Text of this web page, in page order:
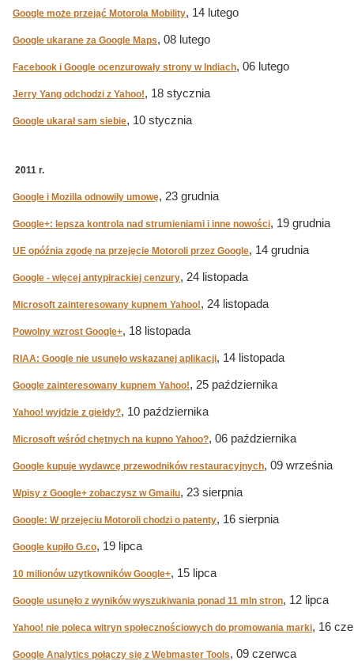
Google może przejąć Motorola Mobility, 14 lutego
Google ukarane za Google Maps, 08 lutego
Facebook i Google ocenzurowały strony w Indiach, 06 lutego
Jerry Yang odchodzi z Yahoo!, 18 stycznia
Google ukarał sam siebie, 10 stycznia
2011 r.
Google i Mozilla odnowiły umowę, 23 grudnia
Google+: lepsza kontrola nad strumieniami i inne nowości, 19 grudnia
UE opóźnia zgodę na przejęcie Motoroli przez Google, 14 grudnia
Google - więcej antypirackiej cenzury, 24 listopada
Microsoft zainteresowany kupnem Yahoo!, 24 listopada
Powolny wzrost Google+, 18 listopada
RIAA: Google nie usunęło wskazanej aplikacji, 14 listopada
Google zainteresowany kupnem Yahoo!, 25 października
Yahoo! wyjdzie z giełdy?, 10 października
Microsoft wśród chętnych na kupno Yahoo?, 06 października
Google kupuje wydawcę przewodników restauracyjnych, 09 września
Wpisy z Google+ zobaczysz w Gmailu, 23 sierpnia
Google: W przejęciu Motoroli chodzi o patenty, 16 sierpnia
Google kupiło G.co, 19 lipca
10 milionów użytkowników Google+, 15 lipca
Google usunęło z wyników wyszukiwania ponad 11 mln stron, 12 lipca
Yahoo! nie poleca witryn społecznościowych do promowania marki, 16
Google Analytics połączy się z Webmaster Tools, 09 czerwca